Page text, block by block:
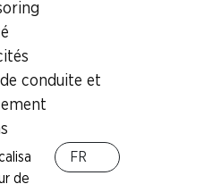
conduite et
de
FR